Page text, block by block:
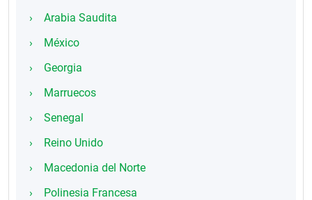
Arabia Saudita
México
Georgia
Marruecos
Senegal
Reino Unido
Macedonia del Norte
Polinesia Francesa